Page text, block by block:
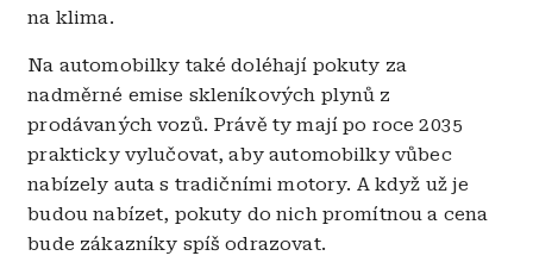
na klima.
Na automobilky také doléhají pokuty za
nadměrné emise skleníkových plynů z
prodávaných vozů. Právě ty mají po roce 2035
prakticky vylučovat, aby automobilky vůbec
nabízely auta s tradičními motory. A když už je
budou nabízet, pokuty do nich promítnou a cena
bude zákazníky spíš odrazovat.